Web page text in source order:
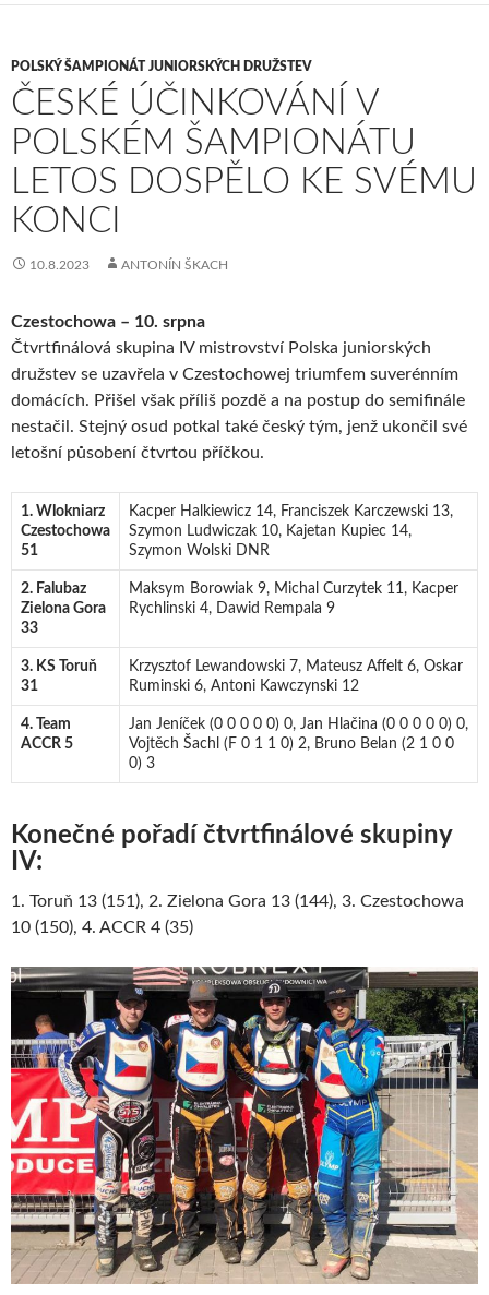
POLSKÝ ŠAMPIONÁT JUNIORSKÝCH DRUŽSTEV
ČESKÉ ÚČINKOVÁNÍ V
POLSKÉM ŠAMPIONÁTU
LETOS DOSPĚLO KE SVÉMU
KONCI
10.8.2023 ANTONÍN ŠKACH
Czestochowa – 10. srpna
Čtvrtfinálová skupina IV mistrovství Polska juniorských
družstev se uzavřela v Czestochowej triumfem suverénním
domácích. Přišel však příliš pozdě a na postup do semifinále
nestačil. Stejný osud potkal také český tým, jenž ukončil své
letošní působení čtvrtou příčkou.
1. Wlokniarz
Czestochowa
51
Kacper Halkiewicz 14, Franciszek Karczewski 13,
Szymon Ludwiczak 10, Kajetan Kupiec 14,
Szymon Wolski DNR
2. Falubaz
Zielona Gora
33
Maksym Borowiak 9, Michal Curzytek 11, Kacper
Rychlinski 4, Dawid Rempala 9
3. KS Toruň
31
Krzysztof Lewandowski 7, Mateusz Affelt 6, Oskar
Ruminski 6, Antoni Kawczynski 12
4. Team
ACCR 5
Jan Jeníček (0 0 0 0 0) 0, Jan Hlačina (0 0 0 0 0) 0,
Vojtěch Šachl (F 0 1 1 0) 2, Bruno Belan (2 1 0 0
0) 3
Konečné pořadí čtvrtfinálové skupiny
IV:
1. Toruň 13 (151), 2. Zielona Gora 13 (144), 3. Czestochowa
10 (150), 4. ACCR 4 (35)